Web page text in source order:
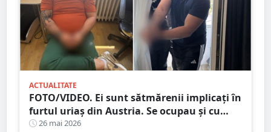
ACTUALITATE
FOTO/VIDEO. Ei sunt sătmărenii implicați în
furtul uriaș din Austria. Se ocupau și cu
trafic de droguri, spun procurorii
26 mai 2026